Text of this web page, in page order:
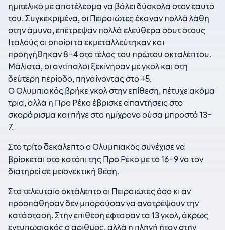
ημιτελικό με αποτέλεσμα να βάλει δύσκολα στον εαυτό
του. Συγκεκριμένα, οι Πειραιώτες έκαναν πολλά λάθη
στην άμυνα, επέτρεψαν πολλά ελεύθερα σουτ στους
Ιταλούς οι οποίοι τα εκμεταλλεύτηκαν και
προηγήθηκαν 8-4 στο τέλος του πρώτου οκταλέπτου.
Μάλιστα, οι αντίπαλοι ξεκίνησαν με γκολ και στη
δεύτερη περίοδο, πηγαίνοντας στο +5.
O Oλυμπιακός βρήκε γκολ στην επίθεση, πέτυχε ακόμα
τρία, αλλά η Προ Ρέκο έβρισκε απαντήσεις στο
σκοράρισμα και πήγε στο ημίχρονο ούσα μπροστά 13-
7.
Στο τρίτο δεκάλεπτο ο Ολυμπιακός συνέχισε να
βρίσκεται στο κατόπι της Προ Ρέκο με το 16-9 να τον
διατηρεί σε μειονεκτική θέση.
Στο τελευταίο οκτάλεπτο οι Πειραιώτες όσο κι αν
προσπάθησαν δεν μπορούσαν να ανατρέψουν την
κατάσταση. Στην επίθεση έφτασαν τα 13 γκολ, άκρως
εντυπωσιακός ο αριθμός, αλλά η πληγή ήταν στην